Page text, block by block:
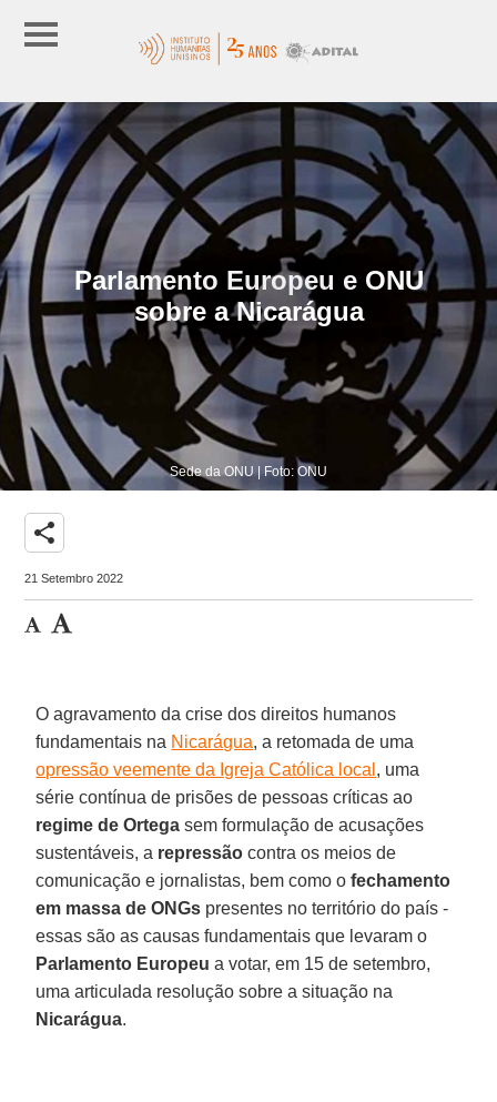
Parlamento Europeu e ONU
sobre a Nicarágua
Sede da ONU | Foto: ONU
share
21 Setembro 2022
O agravamento da crise dos direitos humanos
fundamentais na Nicarágua, a retomada de uma
opressão veemente da Igreja Católica local , uma
série contínua de prisões de pessoas críticas ao
regime de Ortega sem formulação de acusações
sustentáveis, a repressão contra os meios de
comunicação e jornalistas, bem como ofechamento
em massa de ONGs presentes no território do país -
essas são as causas fundamentais que levaram o
Parlamento Europeu a votar, em 15 de setembro,
uma articulada resolução sobre a situação na
Nicarágua.